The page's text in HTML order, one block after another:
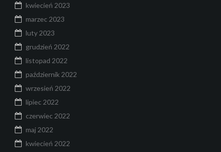
kwiecień 2023
marzec 2023
luty 2023
grudzień 2022
listopad 2022
październik 2022
wrzesień 2022
lipiec 2022
czerwiec 2022
maj 2022
kwiecień 2022